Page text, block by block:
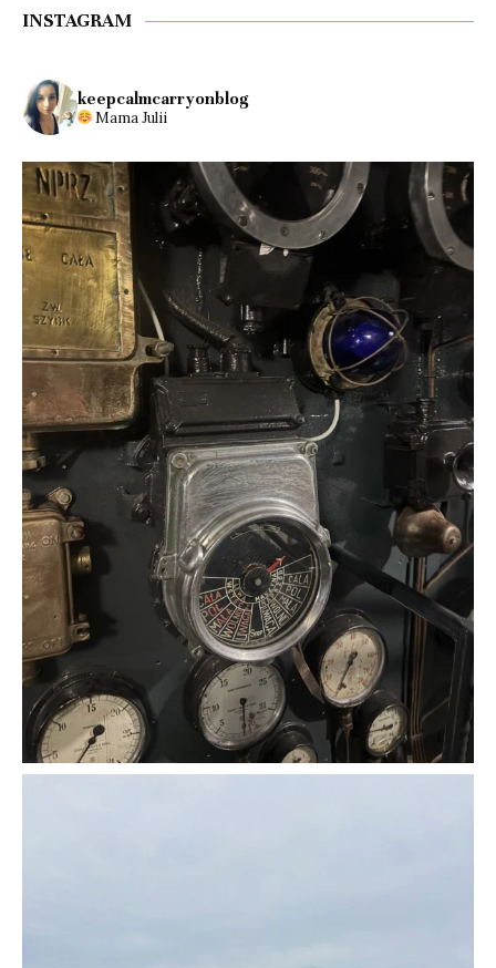
INSTAGRAM
keepcalmcarryonblog
Mama Julii